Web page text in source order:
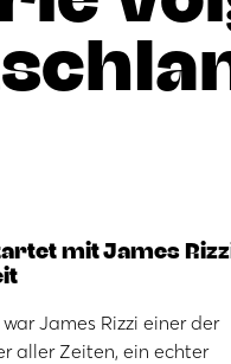
mit James
James Rizzi einer der
aller Zeiten, ein echter